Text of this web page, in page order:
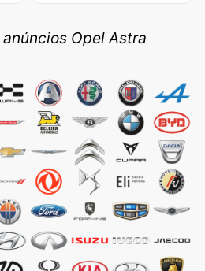
Opel Astra